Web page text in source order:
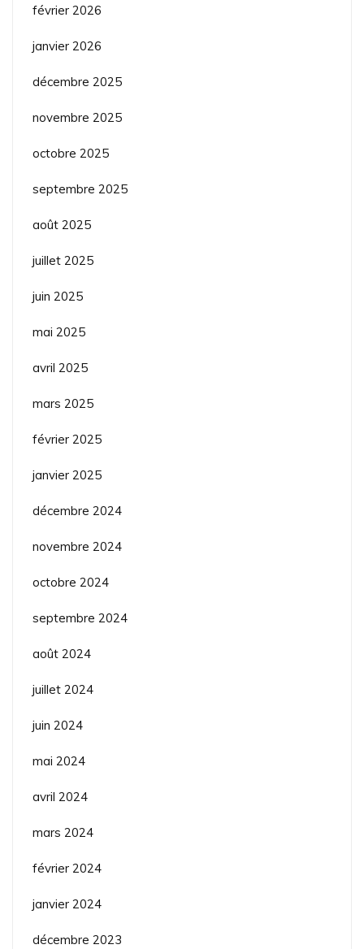
février 2026
janvier 2026
décembre 2025
novembre 2025
octobre 2025
septembre 2025
août 2025
juillet 2025
juin 2025
mai 2025
avril 2025
mars 2025
février 2025
janvier 2025
décembre 2024
novembre 2024
octobre 2024
septembre 2024
août 2024
juillet 2024
juin 2024
mai 2024
avril 2024
mars 2024
février 2024
janvier 2024
décembre 2023